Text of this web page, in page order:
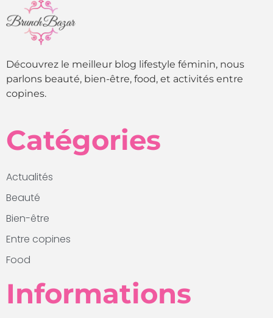
Découvrez le meilleur blog lifestyle féminin, nous
parlons beauté, bien-être, food, et activités entre
copines.
Catégories
Actualités
Beauté
Bien-être
Entre copines
Food
Informations